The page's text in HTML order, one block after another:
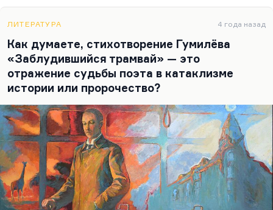
ЛИТЕРАТУРА 4 года назад
Как думаете, стихотворение Гумилёва
«Заблудившийся трамвай» — это
отражение судьбы поэта в катаклизме
истории или пророчество?